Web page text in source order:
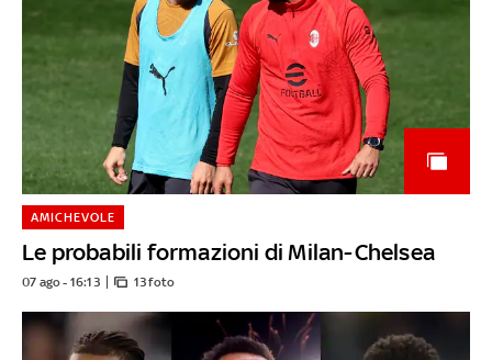
Le probabili formazioni di Milan-Chelsea
AMICHEVOLE
07 ago - 16:13 13 foto